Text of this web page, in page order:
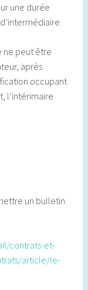
une durée
ne peut être
après
occupant
l’intérimaire
un bulletin
contrats-et-
article/le-